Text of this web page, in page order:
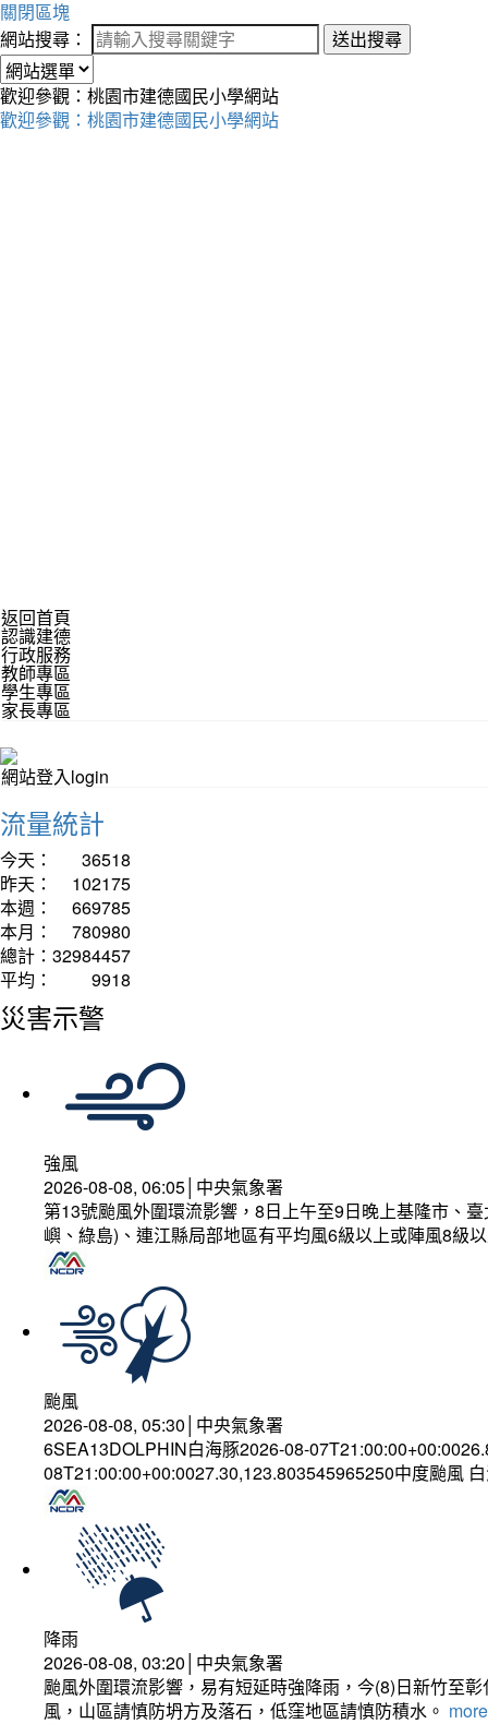
關閉區塊
網站搜尋：
送出搜尋
歡迎參觀：桃園市建德國民小學網站
歡迎參觀：桃園市建德國民小學網站
返回首頁
認識建德
行政服務
教師專區
學生專區
家長專區
網站登入login
流量統計
今天：
36518
昨天：
102175
本週：
669785
本月：
780980
總計： 32984457
平均：
9918
災害示警
強風
2026-08-08, 06:05│中央氣象署
第13號颱風外圍環流影響，8日上午至9日晚上基隆市、
嶼、綠島)、連江縣局部地區有平均風6級以上或陣風8級
颱風
2026-08-08, 05:30│中央氣象署
6SEA13DOLPHIN白海豚2026-08-
08T21:00:00+00:0027.30,123.803545965250中度颱風
降雨
2026-08-08, 03:20│中央氣象署
颱風外圍環流影響，易有短延時強降雨，今(8)日新竹至
風，山區請慎防坍方及落石，低窪地區請慎防積水。